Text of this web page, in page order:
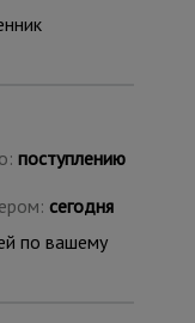
поступлению
сегодня
по вашему